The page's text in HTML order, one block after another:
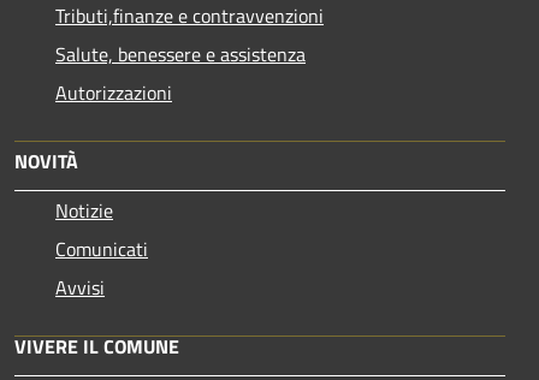
Tributi,finanze e contravvenzioni
Salute, benessere e assistenza
Autorizzazioni
NOVITÀ
Notizie
Comunicati
Avvisi
VIVERE IL COMUNE